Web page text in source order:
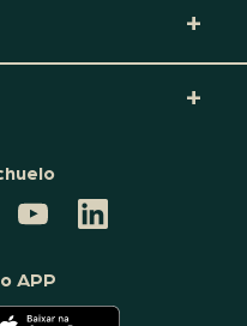
CANAL
DA
RIACHUELO
LINKEDIN
DA
APP
O